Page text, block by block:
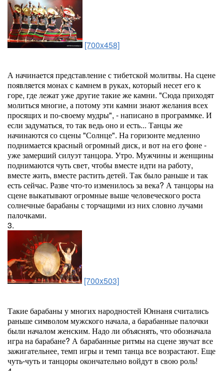
[700x458]
А начинается представление с тибетской молитвы. На сцене
появляется монах с камнем в руках, который несет его к
горе, где лежат уже другие такие же камни. "Сюда приходят
молиться многие, а потому эти камни знают желания всех
просящих и по-своему мудры", - написано в программке. И
если задуматься, то так ведь оно и есть... Танцы же
начинаются со сцены "Солнце". На горизонте медленно
поднимается красный огромный диск, и вот на его фоне -
уже замерший силуэт танцора. Утро. Мужчины и женщины
поднимаются чуть свет, чтобы вместе идти на работу,
вместе жить, вместе растить детей. Так было раньше и так
есть сейчас. Разве что-то изменилось за века? А танцоры на
сцене выкатывают огромные выше человеческого роста
солнечные барабаны с торчащими из них словно лучами
палочками.
3.
[700x503]
Такие барабаны у многих народностей Юннаня считались
раньше символом мужского начала, а барабанные палочки
были началом женским. Надо ли объяснять, что обозначала
игра на барабане? А барабанные ритмы на сцене звучат все
зажигательнее, темп игры и темп танца все возрастают. Еще
чуть-чуть и танцоры окончательно войдут в свою роль!